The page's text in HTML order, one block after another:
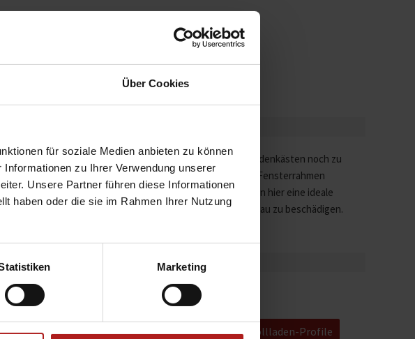
Über Cookies
für soziale Medien anbieten zu können
zu Ihrer Verwendung unserer
Unsere Partner führen diese Informationen
haben oder die sie im Rahmen Ihrer Nutzung
Marketing
vorhandene
ansteht.
ein wichtiges
noch zu
eine ideale
Lösung – ohne die Fassade beim Einbau zu beschädigen.
Rollladen Weitere Informationen zu Rollladen-Profile